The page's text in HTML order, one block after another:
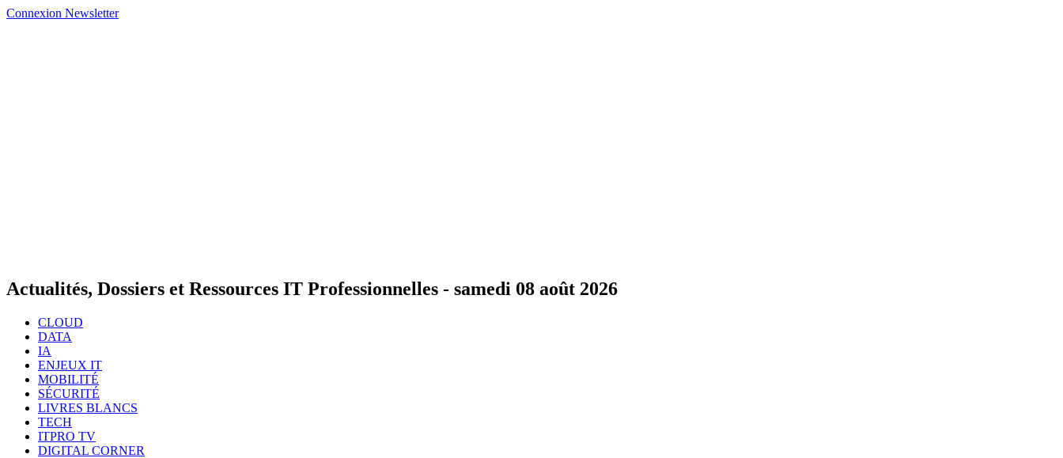
Connexion Newsletter
Actualités, Dossiers et Ressources IT Professionnelles - samedi 08 août 2026
CLOUD
DATA
IA
ENJEUX IT
MOBILITÉ
SÉCURITÉ
LIVRES BLANCS
TECH
ITPRO TV
DIGITAL CORNER